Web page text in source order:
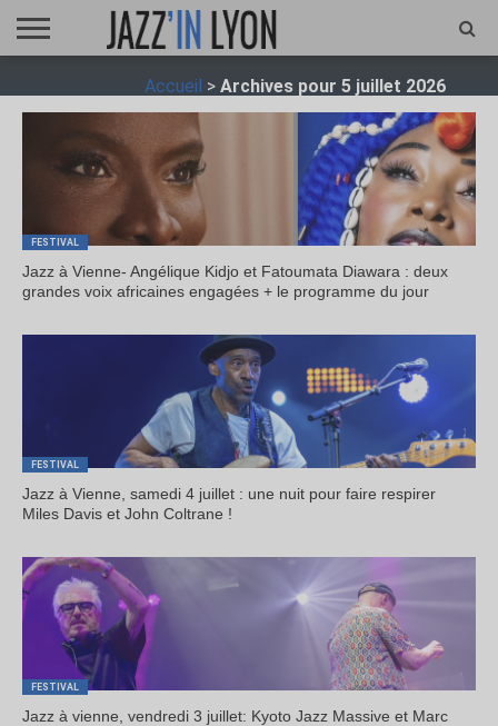
FESTIVAL
VIDÉO
JAZZ
JAZZFOCUS
JAZZAGENDA
JAZZSHOP
ENTRETIEN
OPUS Accueil > Archives pour 5 juillet 2026
FESTIVAL
Jazz à Vienne- Angélique Kidjo et Fatoumata Diawara : deux
grandes voix africaines engagées + le programme du jour
FESTIVAL
Jazz à Vienne, samedi 4 juillet : une nuit pour faire respirer
Miles Davis et John Coltrane !
FESTIVAL
Jazz à vienne, vendredi 3 juillet: Kyoto Jazz Massive et Marc